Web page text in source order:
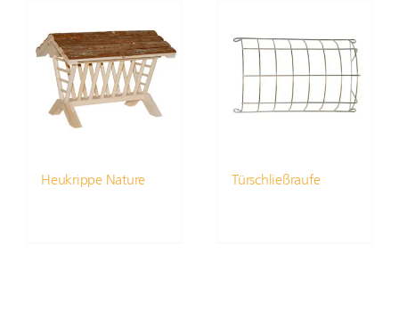
Heukrippe Nature Türschließraufe